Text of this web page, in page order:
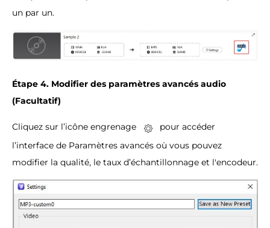
un par un.
Étape 4. Modifier des paramètres avancés audio
(Facultatif)
Cliquez sur l’icône engrenage
pour accéder
l’interface de Paramètres avancés où vous pouvez
modifier la qualité, le taux d’échantillonnage et l'encodeur.